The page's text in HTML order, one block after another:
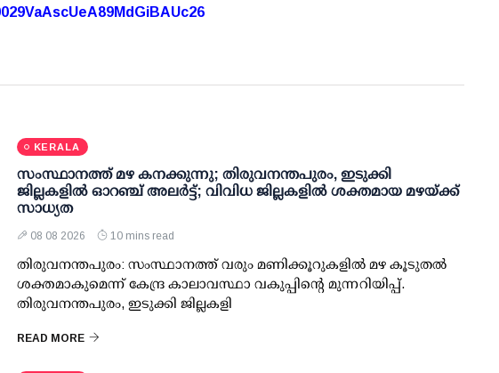
KERALA
സംസ്ഥാനത്ത് മഴ കനക്കുന്നു; തിരുവനന്തപുരം, ഇടുക്കി
ജില്ലകളിൽ ഓറഞ്ച് അലർട്ട്; വിവിധ ജില്ലകളിൽ ശക്തമായ മഴയ്ക്ക്
സാധ്യത
08 08 2026 10 mins read
തിരുവനന്തപുരം: സംസ്ഥാനത്ത് വരും മണിക്കൂറുകളിൽ മഴ കൂടുതൽ
ശക്തമാകുമെന്ന് കേന്ദ്ര കാലാവസ്ഥാ വകുപ്പിന്റെ മുന്നറിയിപ്പ്.
തിരുവനന്തപുരം, ഇടുക്കി ജില്ലകളി
READ MORE